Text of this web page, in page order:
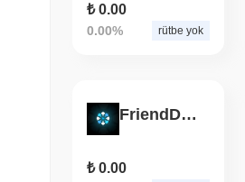
₺ 0.00
0.00% rütbe yok
FriendDAO
₺ 0.00